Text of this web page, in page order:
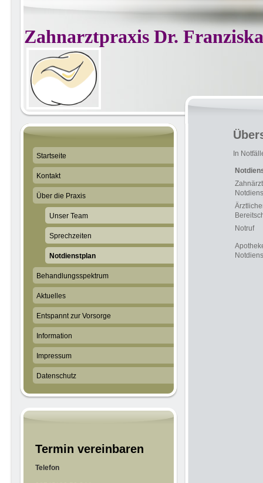
Zahnarztpraxis Dr.
In
Notruf
Startseite
Kontakt
Über die Praxis
Unser Team
Sprechzeiten
Notdienstplan
Behandlungsspektrum
Aktuelles
Entspannt zur Vorsorge
Information
Impressum
Datenschutz
Termin vereinbaren
Telefon